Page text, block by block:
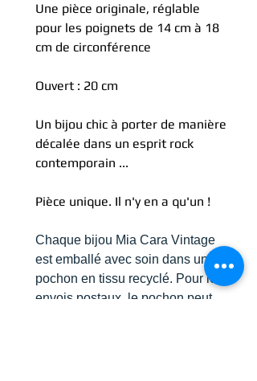
Une pièce originale, réglable
pour les poignets de 14 cm à 18
cm de circonférence
Ouvert : 20 cm
Un bijou chic à porter de manière
décalée dans un esprit rock
contemporain ...
Pièce unique. Il n'y en a qu'un !
Chaque bijou Mia Cara Vintage
est emballé avec soin dans un
pochon en tissu recyclé. Pour les
envois postaux, le pochon peut